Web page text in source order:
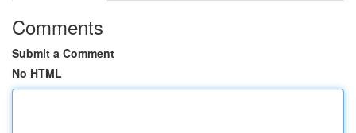
Comments
Submit a Comment
No HTML